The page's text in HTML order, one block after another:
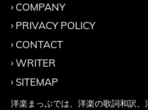
COMPANY
PRIVACY POLICY
CONTACT
WRITER
SITEMAP
洋楽まっぷでは、洋楽の歌詞和訳